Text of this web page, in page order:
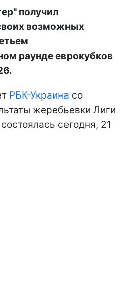
получил
возможных
раунде еврокубков
РБК-Украина со
жеребьевки Лиги
сегодня, 21